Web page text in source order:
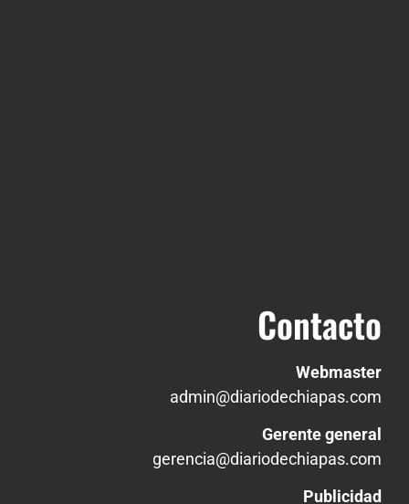
Contacto
Webmaster
admin@diariodechiapas.com
Gerente general
gerencia@diariodechiapas.com
Publicidad